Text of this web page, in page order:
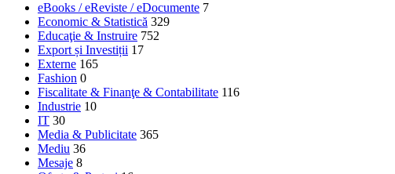
eBooks / eReviste / eDocumente 7
Economic & Statistică 329
Educaţie & Instruire 752
Export și Investiții 17
Externe 165
Fashion 0
Fiscalitate & Finanţe & Contabilitate 116
Industrie 10
IT 30
Media & Publicitate 365
Mediu 36
Mesaje 8